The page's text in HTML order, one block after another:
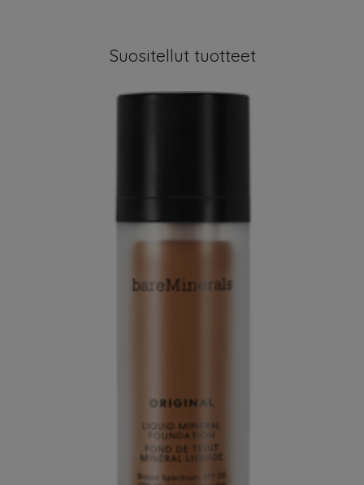
Suositellut tuotteet